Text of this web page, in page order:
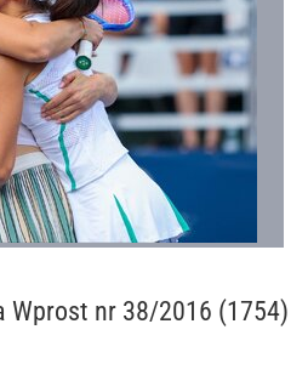
Wprost nr 38/2016 (1754)